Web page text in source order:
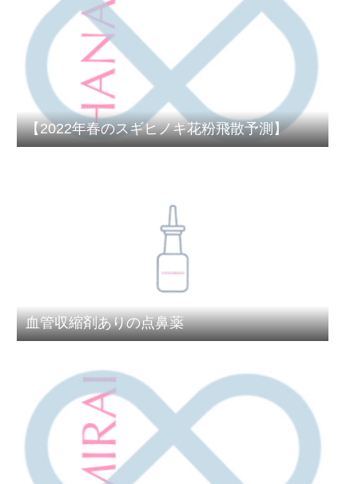
【2022年春のスギヒノキ花粉飛散予測】
血管収縮剤ありの点鼻薬